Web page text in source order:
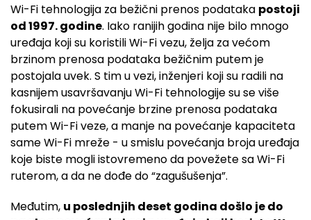
Wi-Fi tehnologija za bežični prenos podataka postoji
od 1997. godine. Iako ranijih godina nije bilo mnogo
uređaja koji su koristili Wi-Fi vezu, želja za većom
brzinom prenosa podataka bežičnim putem je
postojala uvek. S tim u vezi, inženjeri koji su radili na
kasnijem usavršavanju Wi-Fi tehnologije su se više
fokusirali na povećanje brzine prenosa podataka
putem Wi-Fi veze, a manje na povećanje kapaciteta
same Wi-Fi mreže - u smislu povećanja broja uređaja
koje biste mogli istovremeno da povežete sa Wi-Fi
ruterom, a da ne dođe do “zagušušenja”.
Međutim, u poslednjih deset godina došlo je do